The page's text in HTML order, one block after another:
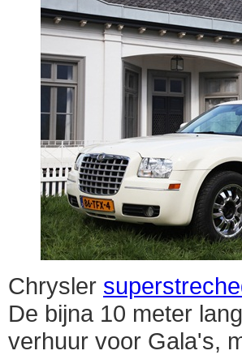
Chrysler
De bijna 10 meter
verhuur voor Gala's,